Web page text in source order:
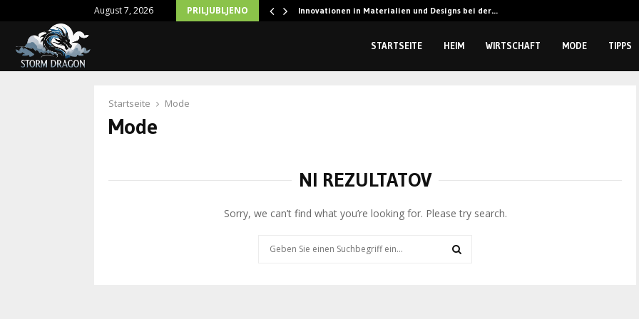
August 7, 2026 PRILJUBLJENO
Rädern: Carbon vs. traditionelle… Innovationen in Materialien und Designs bei der…
STARTSEITE HEIM WIRTSCHAFT MODE TIPPS
Startseite Mode
Mode
NI REZULTATOV
Sorry, we can’t find what you’re looking for. Please try search.
Search
for: